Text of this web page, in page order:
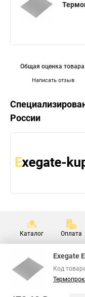
Написать отзыв
Общая оценка
России
Каталог Оплата
Exegate
Код